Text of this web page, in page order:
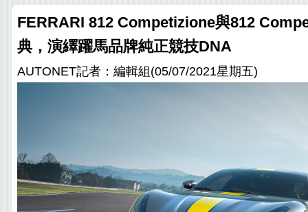
FERRARI 812 Competizione與812
典，演繹躍馬品牌純正競技DNA
AUTONET記者：編輯組(05/07/2021星期五)